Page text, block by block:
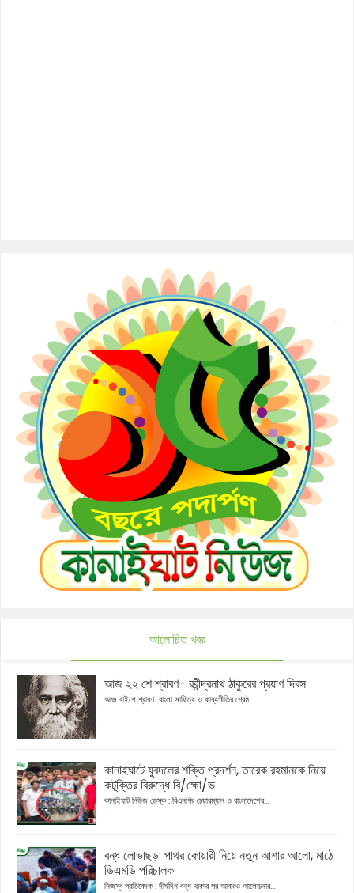
আলোচিত খবর
আজ ২২ শে শ্রাবণ- রবীন্দ্রনাথ ঠাকুরের প্রয়াণ দিবস
আজ বাইশে শ্রাবণ। বাংলা সাহিত্য ও কাব্যগীতির শ্রেষ্ঠ...
কানাইঘাটে যুবদলের শক্তি প্রদর্শন, তারেক রহমানকে নিয়ে
কটূক্তির বিরুদ্ধে বি/ক্ষো/ভ
কানাইঘাট নিউজ ডেস্ক : বিএনপির চেয়ারম্যান ও বাংলাদেশের...
বন্ধ লোভাছড়া পাথর কোয়ারী নিয়ে নতুন আশার আলো, মাঠে
ডিএমডি পরিচালক
নিজস্ব প্রতিবেদক : দীর্ঘদিন বন্ধ থাকার পর আবারও আলোচনার...